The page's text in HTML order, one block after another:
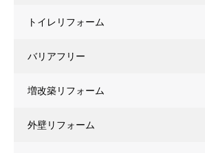
トイレリフォーム
バリアフリー
増改築リフォーム
外壁リフォーム